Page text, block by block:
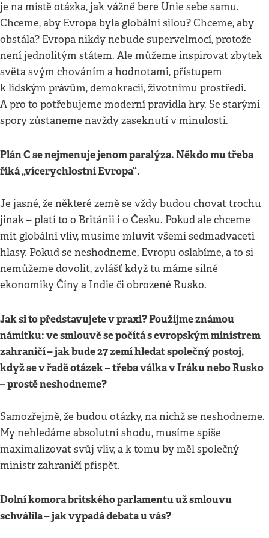
je na místě otázka, jak vážně bere Unie sebe samu.
Chceme, aby Evropa byla globální silou? Chceme, aby
obstála? Evropa nikdy nebude supervelmocí, protože
není jednolitým státem. Ale můžeme inspirovat zbytek
světa svým chováním a hodnotami, přístupem
k lidským právům, demokracii, životnímu prostředí.
A pro to potřebujeme moderní pravidla hry. Se starými
spory zůstaneme navždy zaseknutí v minulosti.
Plán C se nejmenuje jenom paralýza. Někdo mu třeba
říká „vícerychlostní Evropa“.
Je jasné, že některé země se vždy budou chovat trochu
jinak – platí to o Británii i o Česku. Pokud ale chceme
mít globální vliv, musíme mluvit všemi sedmadvaceti
hlasy. Pokud se neshodneme, Evropu oslabíme, a to si
nemůžeme dovolit, zvlášť když tu máme silné
ekonomiky Číny a Indie či obrozené Rusko.
Jak si to představujete v praxi? Použijme známou
námitku: ve smlouvě se počítá s evropským ministrem
zahraničí – jak bude 27 zemí hledat společný postoj,
když se v řadě otázek – třeba válka v Iráku nebo Rusko
– prostě neshodneme?
Samozřejmě, že budou otázky, na nichž se neshodneme.
My nehledáme absolutní shodu, musíme spíše
maximalizovat svůj vliv, a k tomu by měl společný
ministr zahraničí přispět.
Dolní komora britského parlamentu už smlouvu
schválila – jak vypadá debata u vás?